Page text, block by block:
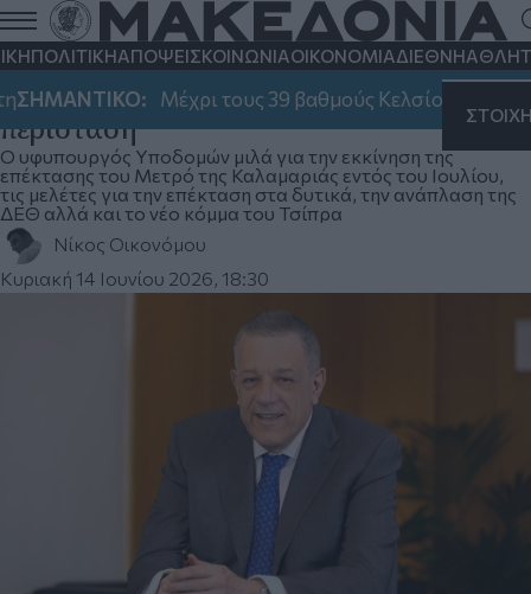
ΠΟΛΙΤΙΚΗΑΠΟΨΕΙΣΚΟΙΝΩΝΙΑΟΙΚΟΝΟΜΙΑΔΙΕΘΝΗ
Μέχρι τους 39 βαθμούς Κελσίου θα φτάσει
Νίκος Ταχιάος στη «ΜτΚ»: Ο Κυριάκος
Μητσοτάκης αποτελεί τη δικλείδα
ασφαλείας σε οποιαδήποτε δύσκολη
περίσταση
Ο υφυπουργός Υποδομών μιλά για την εκκίνηση της
επέκτασης του Μετρό της Καλαμαριάς εντός του Ιουλίου,
τις μελέτες για την επέκταση στα δυτικά, την ανάπλαση της
ΔΕΘ αλλά και το νέο κόμμα του Τσίπρα
Νίκος Οικονόμου
Κυριακή 14 Ιουνίου 2026, 18:30